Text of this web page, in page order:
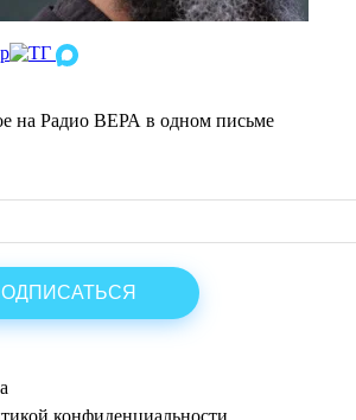
на Радио ВЕРА в одном письме
конфиденциальности